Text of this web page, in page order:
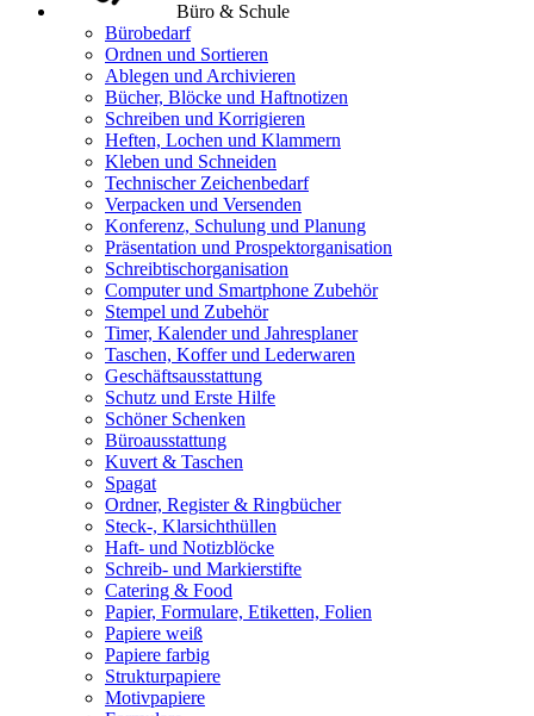
Büro & Schule
Bürobedarf
Ordnen und Sortieren
Ablegen und Archivieren
Bücher, Blöcke und Haftnotizen
Schreiben und Korrigieren
Heften, Lochen und Klammern
Kleben und Schneiden
Technischer Zeichenbedarf
Verpacken und Versenden
Konferenz, Schulung und Planung
Präsentation und Prospektorganisation
Schreibtischorganisation
Computer und Smartphone Zubehör
Stempel und Zubehör
Timer, Kalender und Jahresplaner
Taschen, Koffer und Lederwaren
Geschäftsausstattung
Schutz und Erste Hilfe
Schöner Schenken
Büroausstattung
Kuvert & Taschen
Spagat
Ordner, Register & Ringbücher
Steck-, Klarsichthüllen
Haft- und Notizblöcke
Schreib- und Markierstifte
Catering & Food
Papier, Formulare, Etiketten, Folien
Papiere weiß
Papiere farbig
Strukturpapiere
Motivpapiere